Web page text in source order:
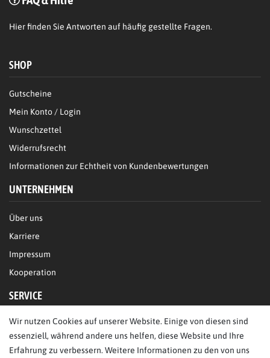
Hierfinden Sie Antworten auf häufig gestellte Fragen.
SHOP
Gutscheine
Mein Konto / Login
Wunschzettel
Widerrufsrecht
Informationen zur Echtheit von Kundenbewertungen
UNTERNEHMEN
Über uns
Karriere
Impressum
Kooperation
SERVICE
FAQ/Hilfe
Wir nutzen Cookies auf unserer Website. Einige von diesen sind
essenziell, während andere uns helfen, diese Website und Ihre
Erfahrung zu verbessern. Weitere Informationen zu den von uns